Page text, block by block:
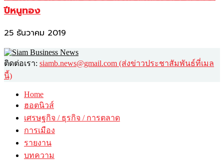
ปีหนูทอง
25 ธันวาคม 2019
ติดต่อเรา: siamb.news@gmail.com (ส่งข่าวประชาสัมพันธ์ที่เมล
นี้)
Home
ฮอตนิวส์
เศรษฐกิจ / ธุรกิจ / การตลาด
การเมือง
รายงาน
บทความ